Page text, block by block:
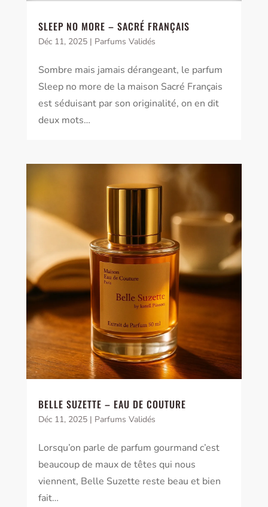
SLEEP NO MORE – SACRÉ FRANÇAIS
Déc 11, 2025| Parfums Validés
Sombre mais jamais dérangeant, le parfum
Sleep no more de la maison Sacré Français
est séduisant par son originalité, on en dit
deux mots…
BELLE SUZETTE – EAU DE COUTURE
Déc 11, 2025| Parfums Validés
Lorsqu’on parle de parfum gourmand c’est
beaucoup de maux de têtes qui nous
viennent, Belle Suzette reste beau et bien
fait…